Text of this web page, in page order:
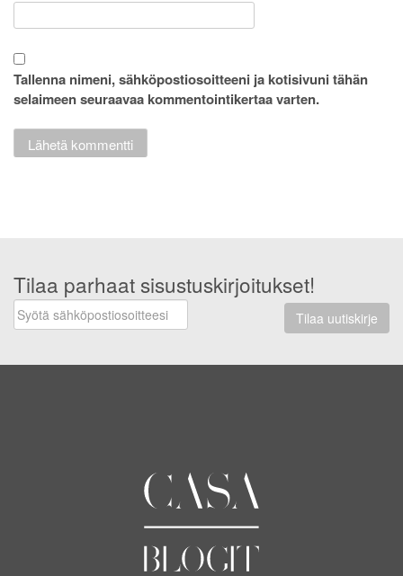
Tallenna nimeni, sähköpostiosoitteeni ja kotisivuni tähän
selaimeen seuraavaa kommentointikertaa varten.
Tilaa parhaat sisustuskirjoitukset!
Tilaa uutiskirje